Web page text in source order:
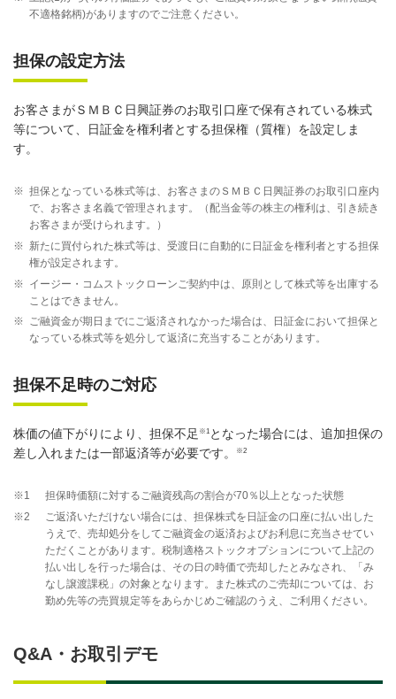
不適格銘柄)がありますのでご注意ください。
担保の設定方法
お客さまがＳＭＢＣ日興証券のお取引口座で保有されている株式
等について、日証金を権利者とする担保権（質権）を設定しま
す。
※ 担保となっている株式等は、お客さまのＳＭＢＣ日興証券のお取引口座内
で、お客さま名義で管理されます。（配当金等の株主の権利は、引き続き
お客さまが受けられます。）
※ 新たに買付られた株式等は、受渡日に自動的に日証金を権利者とする担保
権が設定されます。
※ イージー・コムストックローンご契約中は、原則として株式等を出庫する
ことはできません。
※ ご融資金が期日までにご返済されなかった場合は、日証金において担保と
なっている株式等を処分して返済に充当することがあります。
担保不足時のご対応
株価の値下がりにより、担保不足 ※1 となった場合には、追加担保の
差し入れまたは一部返済等が必要です。
※2
※1
担保時価額に対するご融資残高の割合が70％以上となった状態
※2
ご返済いただけない場合には、担保株式を日証金の口座に払い出した
うえで、売却処分をしてご融資金の返済およびお利息に充当させてい
ただくことがあります。税制適格ストックオプションについて上記の
払い出しを行った場合は、その日の時価で売却したとみなされ、「み
なし譲渡課税」の対象となります。また株式のご売却については、お
勤め先等の売買規定等をあらかじめご確認のうえ、ご利用ください。
Q&A・お取引デモ